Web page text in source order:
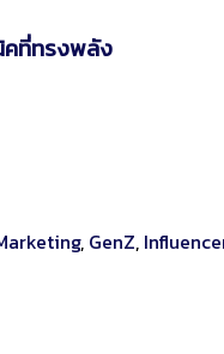
คที่ทรงพลัง
, GenZ,